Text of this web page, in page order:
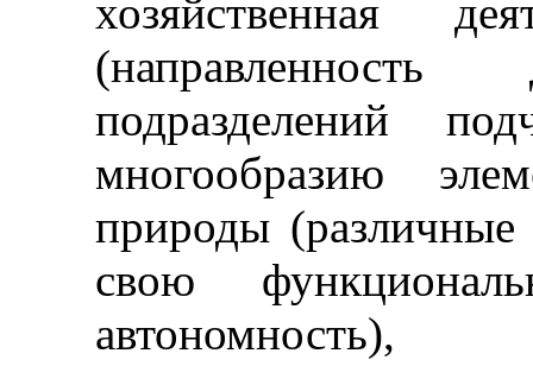
хозяйственная
(направленность
подразделений
многообразию
природы
свою